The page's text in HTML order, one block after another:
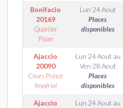
Bonifacio
20169
Quartier
Pisan
Lun 24 Aout
Places
disponibles
Ajaccio
20090
Cours Prince
Impérial
Lun 24 Aout au
Ven 28 Aout
Places
disponibles
Ajaccio
Lun 24 Aout au